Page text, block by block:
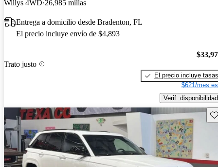
Willys 4WD 26,985 millas
Entrega a domicilio desde Bradenton, FL
El precio incluye envío de $4,893
Trato justo
El precio incluye tasas
$621/mes
Verif. disponibilidad